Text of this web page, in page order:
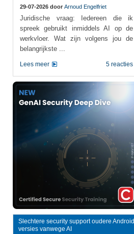
29-07-2026 door Arnoud Engelfriet
Juridische vraag: Iedereen die ik
spreek gebruikt inmiddels AI op de
werkvloer. Wat zijn volgens jou de
belangrijkste ...
5 reacties
Lees meer
Slechtere security support oudere Android
versies vanwege AI